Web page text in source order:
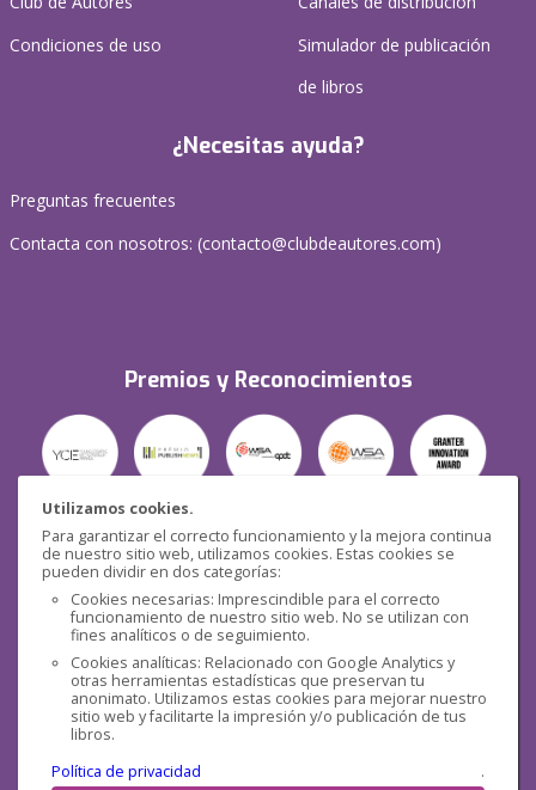
Utilizamos cookies.
Para garantizar el correcto funcionamiento y la mejora continua
de nuestro sitio web, utilizamos cookies. Estas cookies se
pueden dividir en dos categorías:
Cookies necesarias: Imprescindible para el correcto
funcionamiento de nuestro sitio web. No se utilizan con
fines analíticos o de seguimiento.
Cookies analíticas: Relacionado con Google Analytics y
otras herramientas estadísticas que preservan tu
anonimato. Utilizamos estas cookies para mejorar nuestro
sitio web y facilitarte la impresión y/o publicación de tus
libros.
Política de privacidad
.
Condiciones de uso
Simulador de publicación
de libros
¿Necesitas ayuda?
Preguntas frecuentes
Contacta con nosotros: (contacto@clubdeautores.com)
Premios y Reconocimientos
Seguridad
Redes sociales